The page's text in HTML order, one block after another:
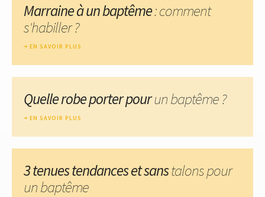
Marraine à un baptême: comment
s'habiller ?
EN SAVOIR PLUS
Quelle robe porter pourun baptême ?
EN SAVOIR PLUS
3 tenues tendances et sanstalons pour
un baptême